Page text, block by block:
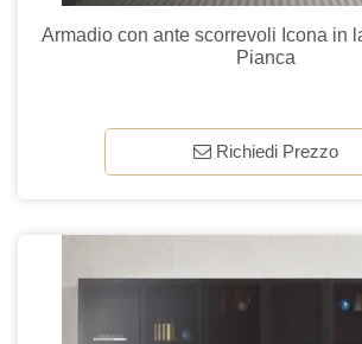
Armadio con ante scorrevoli Icona in
Pianca
Richiedi Prezzo